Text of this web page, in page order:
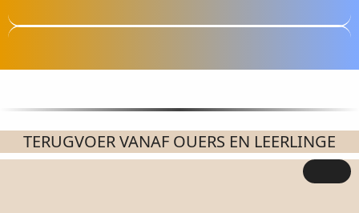
TERUGVOER VANAF OUERS EN LEERLINGE